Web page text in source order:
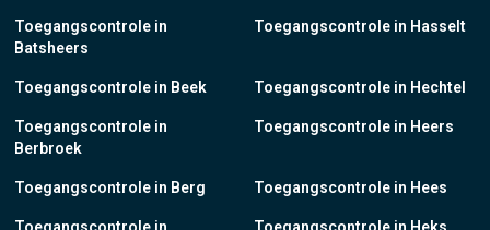
Toegangscontrole in
Batsheers
Toegangscontrole in Beek
Toegangscontrole in
Berbroek
Toegangscontrole in Berg
Toegangscontrole in Hasselt
Toegangscontrole in Hechtel
Toegangscontrole in Heers
Toegangscontrole in Hees